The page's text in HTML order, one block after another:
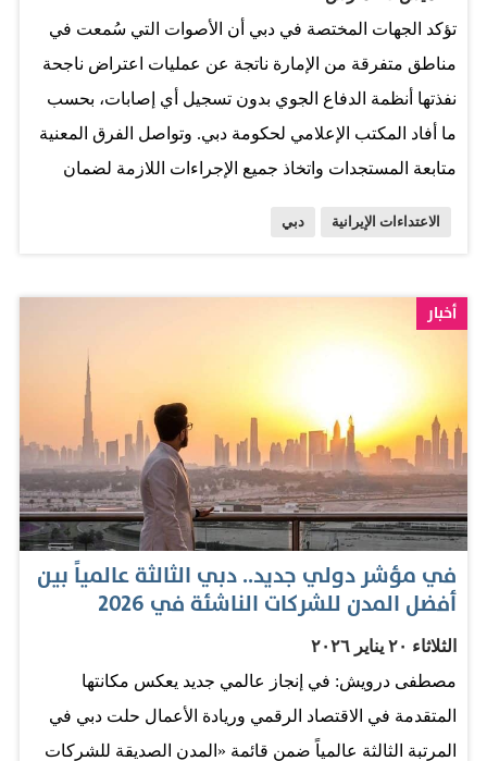
والاجتماعي الذي قامت عليه دبي خلال العقود الماضية. وتبرز
دبي، وفق التقرير، كمدينة عالمية متعددة الجنسيات على نحو
غير مسبوق. فهي تضم المواطنين الإماراتيين بينما جاء معظم
المقيمين من مختلف دول…
تؤكد الجهات المختصة في دبي أن الأصوات التي سُمعت في
مناطق متفرقة من الإمارة ناتجة عن عمليات اعتراض ناجحة
نفذتها أنظمة الدفاع الجوي بدون تسجيل أي إصابات، بحسب
ما أفاد المكتب الإعلامي لحكومة دبي. وتواصل الفرق المعنية
متابعة المستجدات واتخاذ جميع الإجراءات اللازمة لضمان
الاعتداءات الإيرانية دبي
أخبار
في مؤشر دولي جديد.. دبي الثالثة عالمياً بين
أفضل المدن للشركات الناشئة في 2026
الثلاثاء ٢٠ يناير ٢٠٢٦
مصطفى درويش: في إنجاز عالمي جديد يعكس مكانتها
المتقدمة في الاقتصاد الرقمي وريادة الأعمال حلت دبي في
المرتبة الثالثة عالمياً ضمن قائمة «المدن الصديقة للشركات